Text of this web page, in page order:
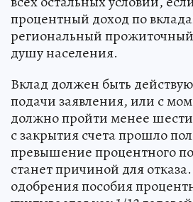
процентный доход по
региональный
душу населения.
Вклад должен быть
подачи заявления, или с
должно пройти менее
с закрытия счета прошло
превышение процентного
станет причиной для
одобрения пособия